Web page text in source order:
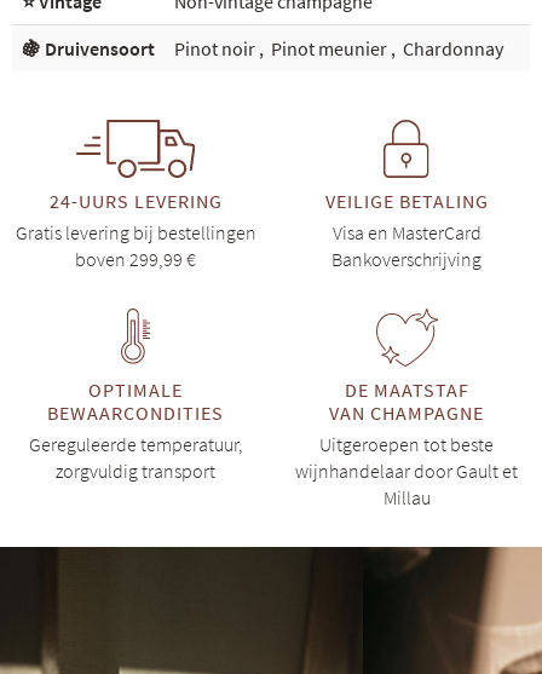
🍇 Druivensoort
Pinot noir , Pinot meunier , Chardonnay
24-UURS LEVERING
Gratis levering bij bestellingen
boven 299,99 €
VEILIGE BETALING
Visa en MasterCard
Bankoverschrijving
OPTIMALE
BEWAARCONDITIES
Gereguleerde temperatuur,
zorgvuldig transport
DE MAATSTAF
VAN CHAMPAGNE
Uitgeroepen tot beste
wijnhandelaar door Gault et
Millau